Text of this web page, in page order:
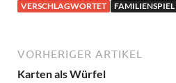
VERSCHLAGWORTET FAMILIENSPIEL
VORHERIGER ARTIKEL
Karten als Würfel